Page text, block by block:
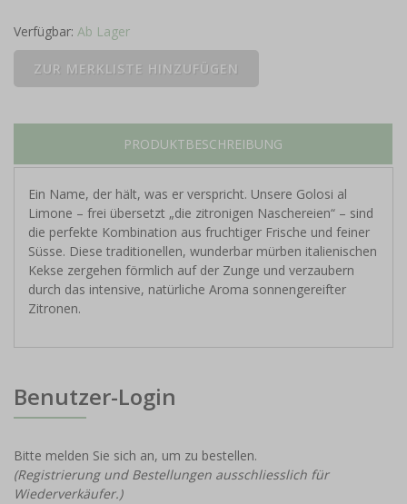
Verfügbar: Ab Lager
PRODUKTBESCHREIBUNG
Ein Name, der hält, was er verspricht. Unsere Golosi al
Limone – frei übersetzt „die zitronigen Naschereien“ – sind
die perfekte Kombination aus fruchtiger Frische und feiner
Süsse. Diese traditionellen, wunderbar mürben italienischen
Kekse zergehen förmlich auf der Zunge und verzaubern
durch das intensive, natürliche Aroma sonnengereifter
Zitronen.
Benutzer-Login
Bitte melden Sie sich an, um zu bestellen.
(Registrierung und Bestellungen ausschliesslich für
Wiederverkäufer.)